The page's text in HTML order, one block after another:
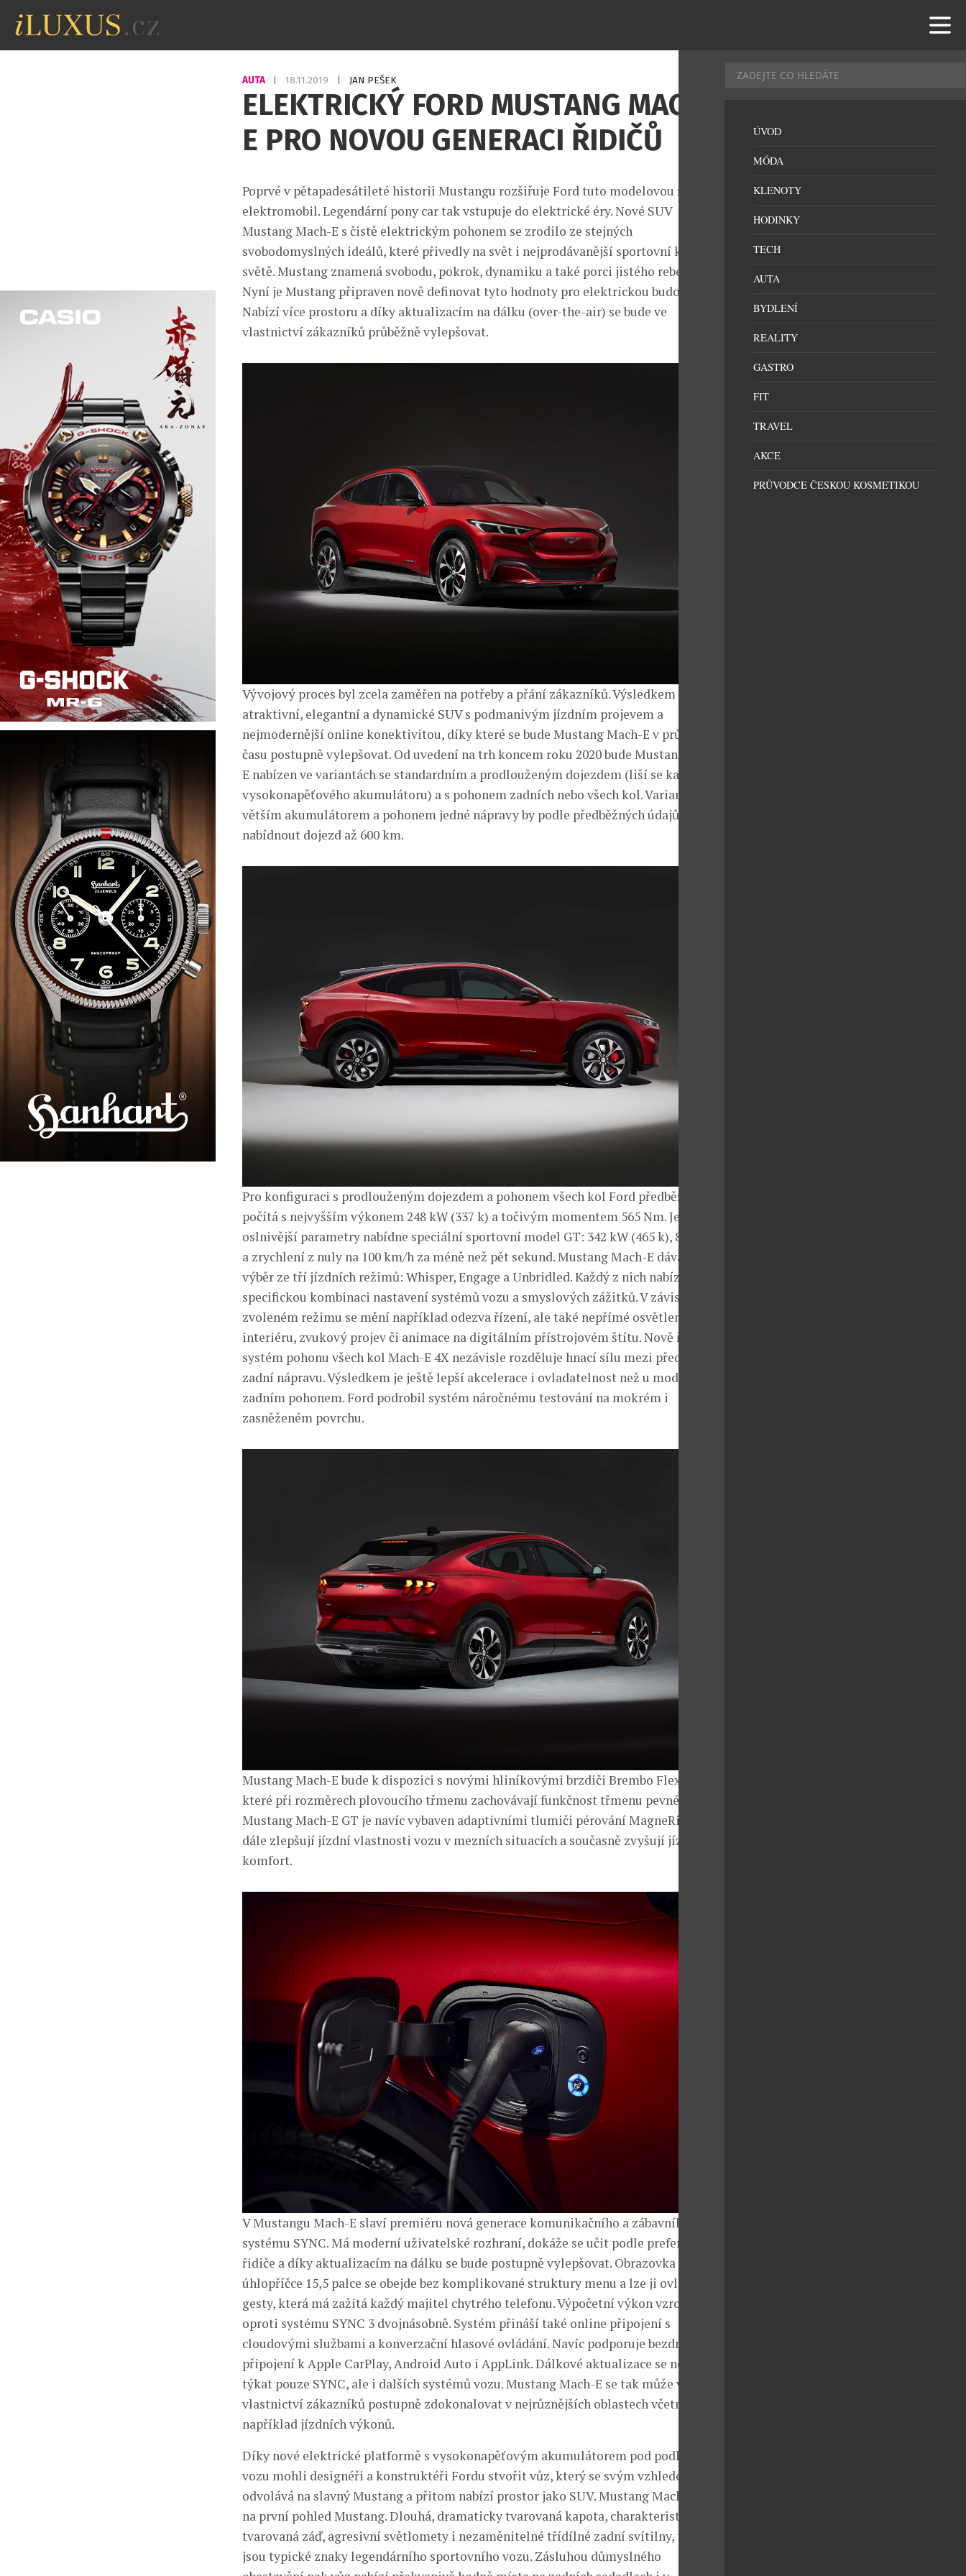
AUTA 18.11.2019 JAN PEŠEK
ELEKTRICKÝ FORD MUSTANG MACH-
E PRO NOVOU GENERACI ŘIDIČŮ
Poprvé v pětapadesátileté historii Mustangu rozšiřuje Ford tuto modelovou řadu o
elektromobil. Legendární pony car tak vstupuje do elektrické éry. Nové SUV
Mustang Mach-E s čistě elektrickým pohonem se zrodilo ze stejných
svobodomyslných ideálů, které přivedly na svět i nejprodávanější sportovní kupé na
světě. Mustang znamená svobodu, pokrok, dynamiku a také porci jistého rebelství.
Nyní je Mustang připraven nově definovat tyto hodnoty pro elektrickou budoucnost.
Nabízí více prostoru a díky aktualizacím na dálku (over-the-air) se bude ve
vlastnictví zákazníků průběžně vylepšovat.
Vývojový proces byl zcela zaměřen na potřeby a přání zákazníků. Výsledkem je
atraktivní, elegantní a dynamické SUV s podmanivým jízdním projevem a
nejmodernější online konektivitou, díky které se bude Mustang Mach-E v průběhu
času postupně vylepšovat. Od uvedení na trh koncem roku 2020 bude Mustang Mach-
E nabízen ve variantách se standardním a prodlouženým dojezdem (liší se kapacitou
vysokonapěťového akumulátoru) a s pohonem zadních nebo všech kol. Varianta s
větším akumulátorem a pohonem jedné nápravy by podle předběžných údajů měla
nabídnout dojezd až 600 km.
Pro konfiguraci s prodlouženým dojezdem a pohonem všech kol Ford předběžně
počítá s nejvyšším výkonem 248 kW (337 k) a točivým momentem 565 Nm. Ještě
oslnivější parametry nabídne speciální sportovní model GT: 342 kW (465 k), 830 Nm
a zrychlení z nuly na 100 km/h za méně než pět sekund. Mustang Mach-E dává na
výběr ze tří jízdních režimů: Whisper, Engage a Unbridled. Každý z nich nabízí
specifickou kombinaci nastavení systémů vozu a smyslových zážitků. V závislosti na
zvoleném režimu se mění například odezva řízení, ale také nepřímé osvětlení
interiéru, zvukový projev či animace na digitálním přístrojovém štítu. Nově řešený
systém pohonu všech kol Mach-E 4X nezávisle rozděluje hnací sílu mezi přední a
zadní nápravu. Výsledkem je ještě lepší akcelerace i ovladatelnost než u modelů se
zadním pohonem. Ford podrobil systém náročnému testování na mokrém i
zasněženém povrchu.
Mustang Mach-E bude k dispozici s novými hliníkovými brzdiči Brembo Flexira,
které při rozměrech plovoucího třmenu zachovávají funkčnost třmenu pevného.
Mustang Mach-E GT je navíc vybaven adaptivními tlumiči pérování MagneRide, jež
dále zlepšují jízdní vlastnosti vozu v mezních situacích a současně zvyšují jízdní
komfort.
V Mustangu Mach-E slaví premiéru nová generace komunikačního a zábavního
systému SYNC. Má moderní uživatelské rozhraní, dokáže se učit podle preferencí
řidiče a díky aktualizacím na dálku se bude postupně vylepšovat. Obrazovka o
úhlopříčce 15,5 palce se obejde bez komplikované struktury menu a lze ji ovládat
gesty, která má zažitá každý majitel chytrého telefonu. Výpočetní výkon vzrostl
oproti systému SYNC 3 dvojnásobně. Systém přináší také online připojení s
cloudovými službami a konverzační hlasové ovládání. Navíc podporuje bezdrátové
připojení k Apple CarPlay, Android Auto i AppLink. Dálkové aktualizace se nebudou
týkat pouze SYNC, ale i dalších systémů vozu. Mustang Mach-E se tak může ve
vlastnictví zákazníků postupně zdokonalovat v nejrůznějších oblastech včetně
například jízdních výkonů.
Díky nové elektrické platformě s vysokonapěťovým akumulátorem pod podlahou
vozu mohli designéři a konstruktéři Fordu stvořit vůz, který se svým vzhledem
odvolává na slavný Mustang a přitom nabízí prostor jako SUV. Mustang Mach-E je
na první pohled Mustang. Dlouhá, dramaticky tvarovaná kapota, charakteristicky
tvarovaná záď, agresivní světlomety i nezaměnitelné třídílné zadní svítilny, to vše
jsou typické znaky legendárního sportovního vozu. Zásluhou důmyslného
ÚVOD
MÓDA
KLENOTY
HODINKY
TECH
AUTA
BYDLENÍ
REALITY
GASTRO
FIT
TRAVEL
AKCE
PRŮVODCE ČESKOU KOSMETIKOU